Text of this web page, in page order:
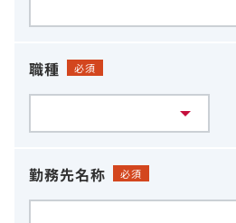
職種 必須
勤務先名称 必須